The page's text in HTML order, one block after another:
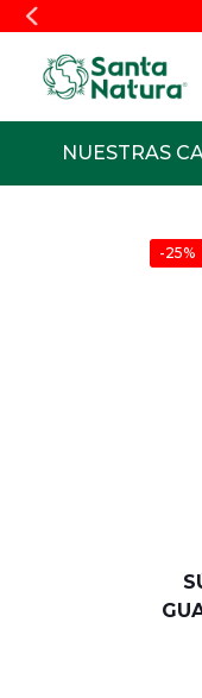
NUESTRAS
-25%